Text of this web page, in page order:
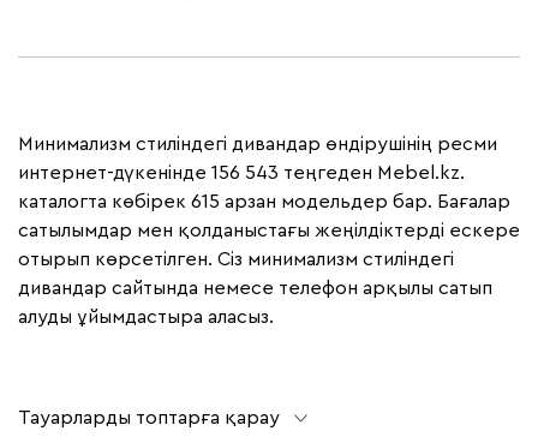
Минимализм стиліндегі дивандар өндірушінің ресми
интернет-дүкенінде 156 543 теңгеден Mebel.kz.
каталогта көбірек 615 арзан модельдер бар. Бағалар
сатылымдар мен қолданыстағы жеңілдіктерді ескере
отырып көрсетілген. Сіз минимализм стиліндегі
дивандар сайтында немесе телефон арқылы сатып
алуды ұйымдастыра аласыз.
Тауарларды топтарға қарау